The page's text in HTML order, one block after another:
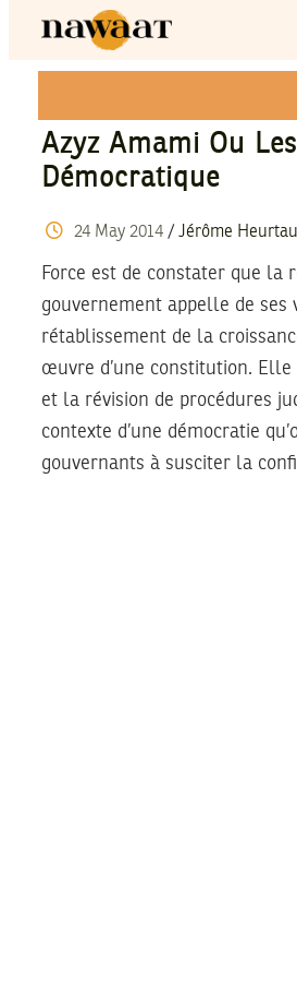
Azyz Amami Ou
Démocratique
24 May 2014/ Jérôme
Force est de constater que
gouvernement appelle de
rétablissement de la
œuvre d’une constitution. Elle
et la révision de procédures
contexte d’une démocratie
gouvernants à susciter la